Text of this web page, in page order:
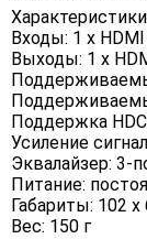
Характеристики
Входы: 1 x
Выходы: 1 x
Поддержка
Усиление
Эквалайзер: 3-
Питание:
Габариты: 102
Вес: 150 г